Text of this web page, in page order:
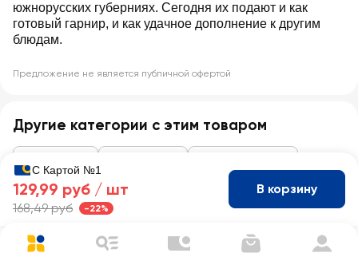
южнорусских губерниях. Сегодня их подают и как
готовый гарнир, и как удачное дополнение к другим
блюдам.
Предложение не является публичной офертой
Другие категории с этим товаром
С Картой №1
129,99 руб / шт
168,49 руб -22%
В корзину